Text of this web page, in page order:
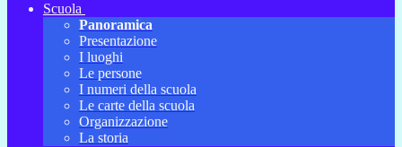
Scuola
Panoramica
Presentazione
I luoghi
Le persone
I numeri della scuola
Le carte della scuola
Organizzazione
La storia